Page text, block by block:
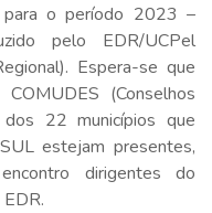
o período 2023 –
pelo EDR/UCPel
Espera-se que
(Conselhos
dos 22 municípios que
estejam presentes,
dirigentes do